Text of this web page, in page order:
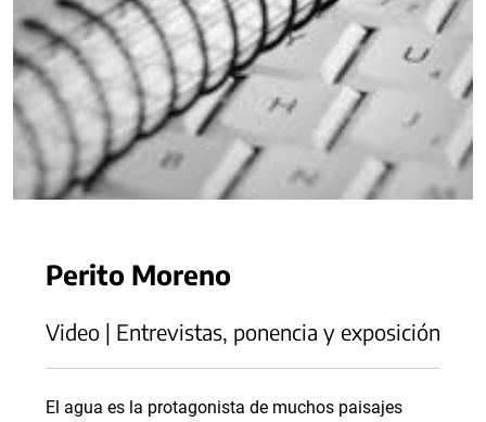
Perito Moreno
Video | Entrevistas, ponencia y exposición
El agua es la protagonista de muchos paisajes